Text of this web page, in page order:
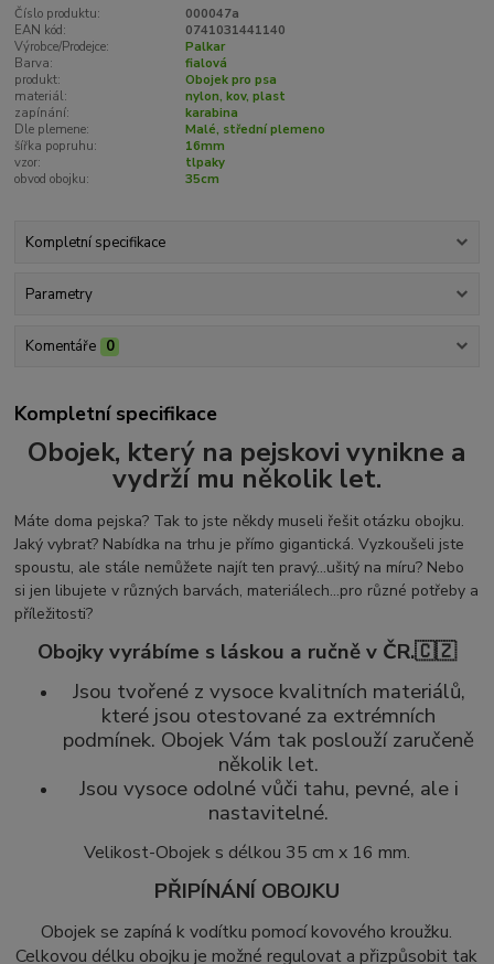
Číslo produktu:
000047a
EAN kód:
0741031441140
Výrobce/Prodejce:
Palkar
Barva:
fialová
produkt:
Obojek pro psa
materiál:
nylon, kov, plast
zapínání:
karabina
Dle plemene:
Malé, střední plemeno
šířka popruhu:
16mm
vzor:
tlpaky
obvod obojku:
35cm
Kompletní specifikace
Parametry
Komentáře 0
Kompletní specifikace
Obojek, který na pejskovi vynikne a
vydrží mu několik let.
Máte doma pejska? Tak to jste někdy museli řešit otázku obojku.
Jaký vybrat? Nabídka na trhu je přímo gigantická. Vyzkoušeli jste
spoustu, ale stále nemůžete najít ten pravý...ušitý na míru? Nebo
si jen libujete v různých barvách, materiálech...pro různé potřeby a
příležitosti?
Obojky vyrábíme s láskou a ručně v ČR.🇨🇿
Jsou tvořené z vysoce kvalitních materiálů,
které jsou otestované za extrémních
podmínek. Obojek Vám tak poslouží zaručeně
několik let.
Jsou vysoce odolné vůči tahu, pevné, ale i
nastavitelné.
Velikost-Obojek s délkou 35 cm x 16 mm.
PŘIPÍNÁNÍ OBOJKU
Obojek se zapíná k vodítku pomocí kovového kroužku.
Celkovou délku obojku je možné regulovat a přizpůsobit tak